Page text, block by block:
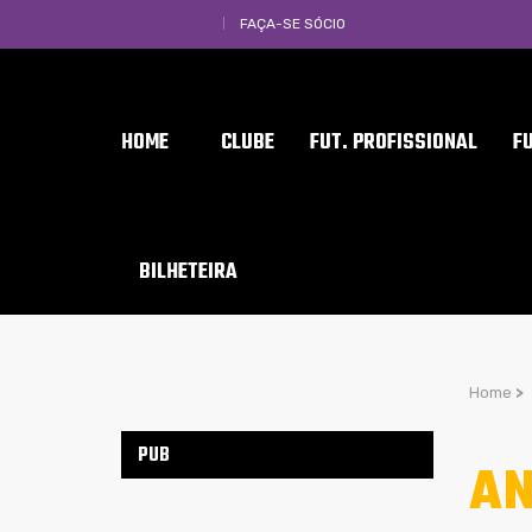
FAÇA-SE SÓCIO
HOME CLUBE FUT. PROFISSIONAL
BILHETEIRA
Home >
PUB